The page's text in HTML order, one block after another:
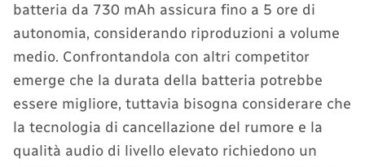
batteria da 730 mAh assicura fino a 5 ore di
autonomia, considerando riproduzioni a volume
medio. Confrontandola con altri competitor
emerge che la durata della batteria potrebbe
essere migliore, tuttavia bisogna considerare che
la tecnologia di cancellazione del rumore e la
qualità audio di livello elevato richiedono un